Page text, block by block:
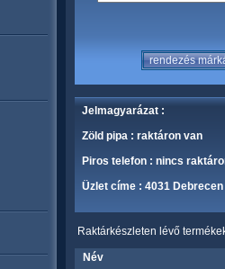
Jelmagyarázat :
Zöld pipa : raktáron van
Piros telefon : nincs
Üzlet címe : 4031
Raktárkészleten lévő
Név